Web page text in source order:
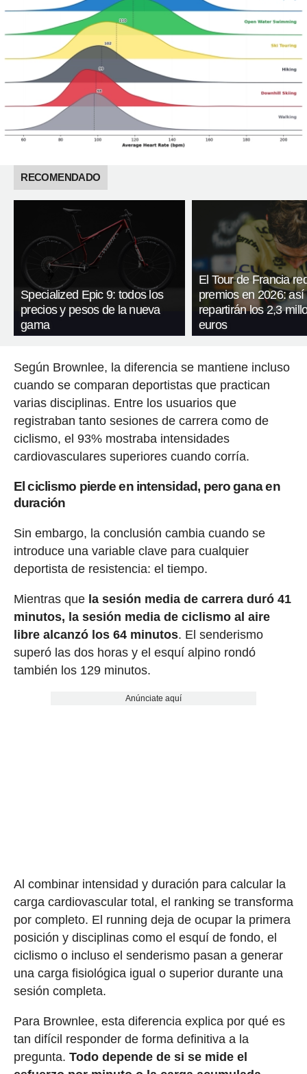
RECOMENDADO
Specialized Epic 9: todos los
precios y pesos de la nueva
gama
El Tour de Francia
premios en 2026: así
repartirán los 2,3
euros
Según Brownlee, la diferencia se mantiene incluso
cuando se comparan deportistas que practican
varias disciplinas. Entre los usuarios que
registraban tanto sesiones de carrera como de
ciclismo, el 93% mostraba intensidades
cardiovasculares superiores cuando corría.
El ciclismo pierde en intensidad, pero gana en
duración
Sin embargo, la conclusión cambia cuando se
introduce una variable clave para cualquier
deportista de resistencia: el tiempo.
Mientras que la sesión media de carrera duró 41
minutos, la sesión media de ciclismo al aire
libre alcanzó los 64 minutos. El senderismo
superó las dos horas y el esquí alpino rondó
también los 129 minutos.
Anúnciate aquí
Al combinar intensidad y duración para calcular la
carga cardiovascular total, el ranking se transforma
por completo. El running deja de ocupar la primera
posición y disciplinas como el esquí de fondo, el
ciclismo o incluso el senderismo pasan a generar
una carga fisiológica igual o superior durante una
sesión completa.
Para Brownlee, esta diferencia explica por qué es
tan difícil responder de forma definitiva a la
pregunta. Todo depende de si se mide el